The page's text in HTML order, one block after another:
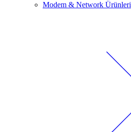
Modem & Network Ürünleri